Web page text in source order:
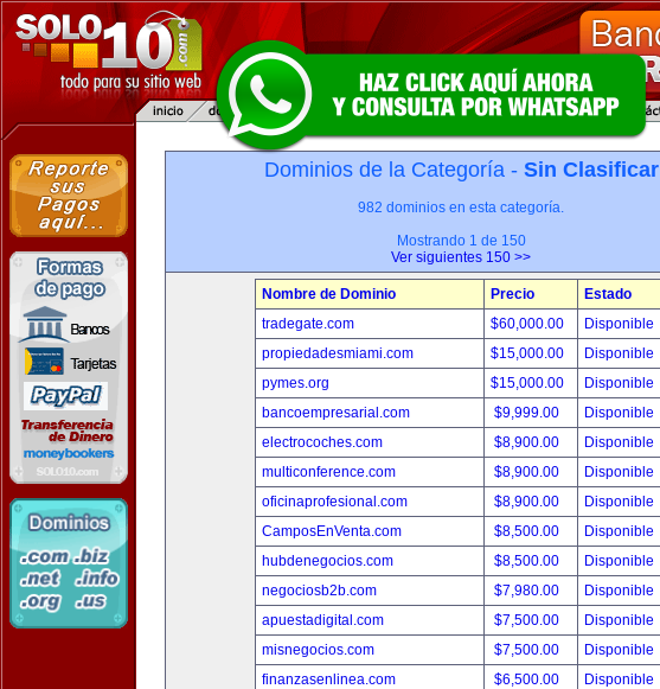
Dominios de la Categoría - Sin Clasificar
982 dominios en esta categoría.
Mostrando 1 de 150
Ver siguientes 150 >>
Nombre de Dominio Precio
Estado
tradegate.com
$60,000.00
Disponible
propiedadesmiami.com
$15,000.00
Disponible
pymes.org
$15,000.00
Disponible
bancoempresarial.com
$9,999.00
Disponible
electrocoches.com
$8,900.00
Disponible
multiconference.com
$8,900.00
Disponible
oficinaprofesional.com
$8,900.00
Disponible
CamposEnVenta.com
$8,500.00
Disponible
hubdenegocios.com
$8,500.00
Disponible
negociosb2b.com
$7,980.00
Disponible
apuestadigital.com
$7,500.00
Disponible
misnegocios.com
$7,500.00
Disponible
finanzasenlinea.com
$6,500.00
Disponible